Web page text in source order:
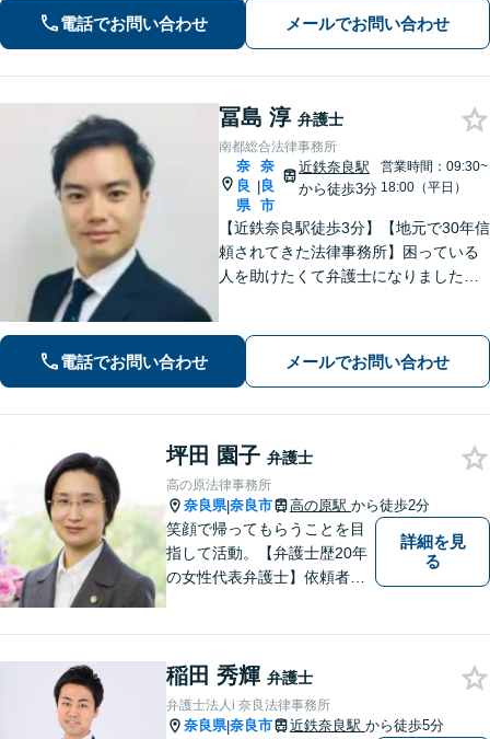
を伺うことを大切にしています【近鉄
奈良駅5分】【オンライン相談可】
電話でお問い合わせ メールでお問い合わせ
冨島 淳 弁護士
南都総合法律事務所
奈
良
県
|
奈
良
市
近鉄奈良駅
から徒歩3分
営業時間：09:30~
18:00（平日）
【近鉄奈良駅徒歩3分】【地元で30年信
頼されてきた法律事務所】困っている
人を助けたくて弁護士になりました。
借金でお困りの方はぜひ一度ご相談く
電話でお問い合わせ メールでお問い合わせ
坪田 園子 弁護士
高の原法律事務所
奈良県|奈良市 高の原駅 から徒歩2分
笑顔で帰ってもらうことを目
指して活動。【弁護士歴20年
の女性代表弁護士】依頼者の
お任せください！あなたのお
悩み、とことんお聞きしま
す。
詳細を見
る
稲田 秀輝 弁護士
弁護士法人i 奈良法律事務所
奈良県|奈良市 近鉄奈良駅 から徒歩5分